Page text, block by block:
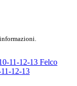
12-13